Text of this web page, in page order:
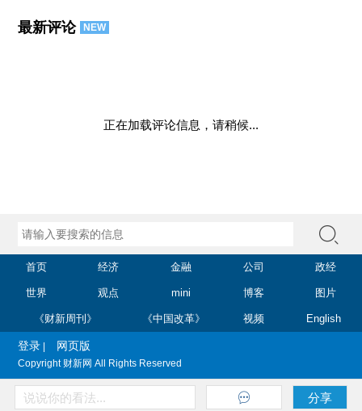
最新评论 NEW
正在加载评论信息，请稍候...
首页 经济 金融 公司 政经
世界 观点 mini 博客 图片
《财新周刊》 《中国改革》 视频 English
登录 网页版
Copyright 财新网 All Rights Reserved
说说你的看法... 分享